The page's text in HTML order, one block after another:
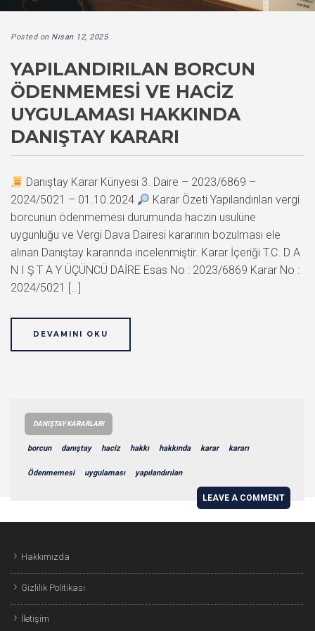
Posted on Nisan 12, 2025
YAPILANDIRILAN BORCUN
ÖDENMEMESI VE HACIZ
UYGULAMASI HAKKINDA
DANIŞTAY KARARI
Danıştay Karar Künyesi 3. Daire – 2023/6869 –
2024/5021 – 01.10.2024
Karar Özeti Yapılandırılan vergi
borcunun ödenmemesi durumunda haczin usulüne
uygunluğu ve Vergi Dava Dairesi kararının bozulması ele
alınan Danıştay kararında incelenmiştir. Karar İçeriği T.C. D A
N I Ş T A Y ÜÇÜNCÜ DAİRE Esas No : 2023/6869 Karar No :
2024/5021 […]
DEVAMINI OKU
DANIŞTAY KARARLARI
borcun danıştay haciz hakkı hakkında karar kararı
Ödenmemesi uygulaması yapılandırılan
LEAVE A COMMENT
Hakkımızda
Gizlilik Politikası
İletişim